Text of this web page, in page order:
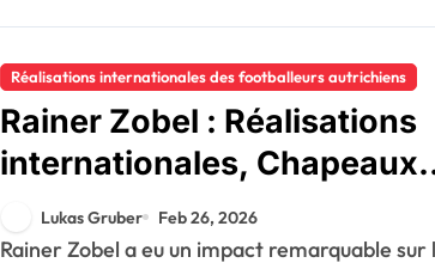
Réalisations internationales des footballeurs autrichiens
Rainer Zobel : Réalisations
internationales, Chapeaux,
Contributions
Lukas Gruber Feb 26, 2026
Rainer Zobel a eu un impact remarquable sur le